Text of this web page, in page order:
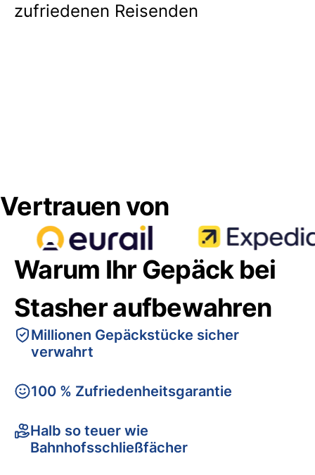
zufriedenen Reisenden
Vertrauen von
Warum Ihr Gepäck bei
Stasher aufbewahren
Millionen Gepäckstücke sicher
verwahrt
100 % Zufriedenheitsgarantie
Halb so teuer wie
Bahnhofsschließfächer